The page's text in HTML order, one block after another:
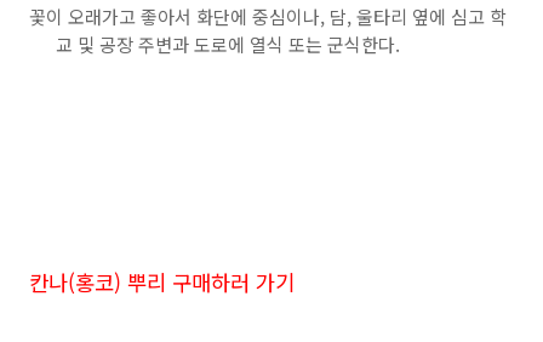
꽃이 오래가고 좋아서 화단에 중심이나, 담, 울타리 옆에 심고 학
교 및 공장 주변과 도로에 열식 또는 군식한다.
칸나(홍코) 뿌리 구매하러 가기